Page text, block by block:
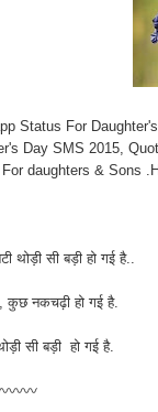
Status For
Day SMS 2015,
daughters & Sons
थोड़ी सी बड़ी हो गई है..
कुछ नकचढ़ी हो गई है.
सी बड़ी हो गई है.
〰〰